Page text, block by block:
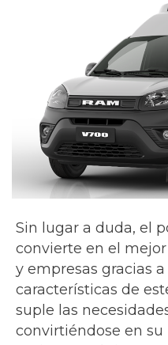
Sin lugar a duda, el
convierte en el
y empresas gracias
características de
suple las
convirtiéndose en su